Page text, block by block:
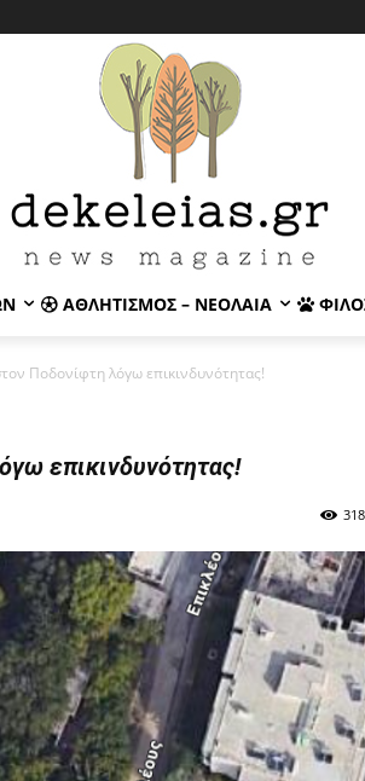
ΑΘΛΗΤΙΣΜΌΣ – ΝΕΟΛΑΊΑ
Ποδονίφτη λόγω επικινδυνότητας!
επικινδυνότητας!
318